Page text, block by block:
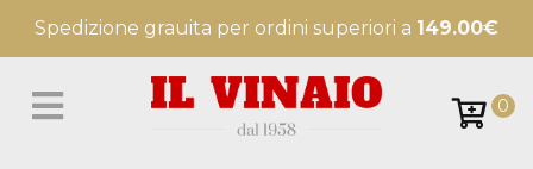
Spedizione grauita per ordini superiori a 149.00€
0